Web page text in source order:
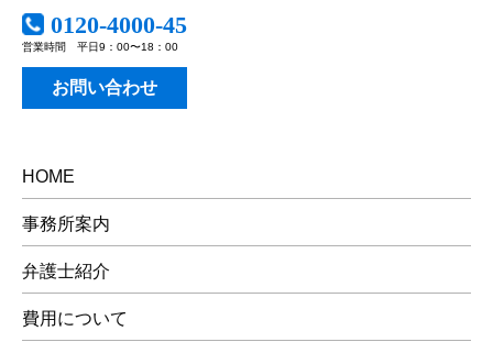
0120-4000-45
営業時間 平日9：00〜18：00
お問い合わせ
HOME
事務所案内
弁護士紹介
費用について